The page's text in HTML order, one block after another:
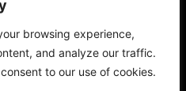
browsing experience,
and analyze our traffic.
to our use of cookies.
REZULTATI